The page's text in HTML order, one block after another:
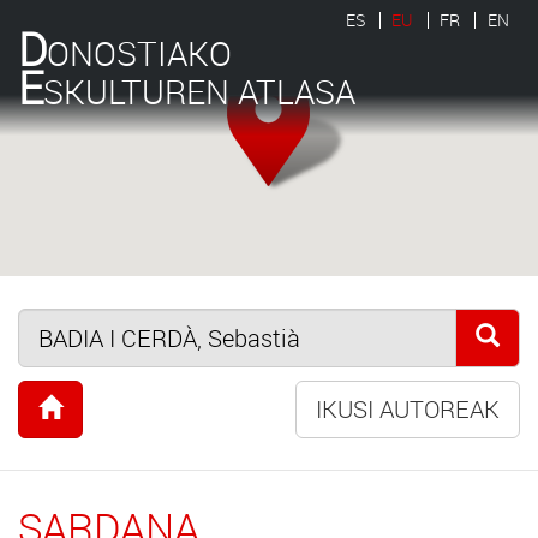
DONOSTIAKO
ESKULTUREN ATLASA
ES EU FR EN
IKUSI AUTOREAK